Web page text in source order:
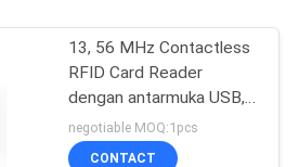
13, 56 MHz Contactless
RFID Card Reader
dengan antarmuka USB,
IC Card Reader
negotiable MOQ:1pcs
CONTACT